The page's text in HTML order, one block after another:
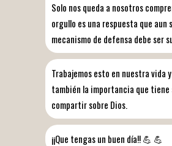
Solo nos queda a nosotros
orgullo es una respuesta que aun
mecanismo de defensa debe ser
Trabajemos esto en nuestra vida
también la importancia que tiene
compartir sobre Dios.
¡¡Que tengas un buen día!! 💪 💪